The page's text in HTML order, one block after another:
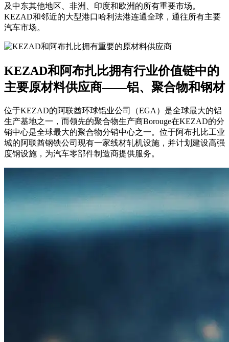
及中东其他地区、非洲、印度和欧洲的所有重要市场。
KEZAD和邻近的大型港口哈利法港连通全球，通往所有主要
汽车市场。
KEZAD和阿布扎比拥有行业价值链中的
主要原材料供应商——铝、聚合物和钢材
位于KEZAD的阿联酋环球铝业公司（EGA）是全球最大的铝
生产基地之一，而领先的聚合物生产商Borouge在KEZAD的分
销中心是全球最大的聚合物分销中心之一。位于阿布扎比工业
城的阿联酋钢铁公司现有一家线材轧机设施，并计划建设高强
度钢设施，为汽车零部件制造商提供服务。